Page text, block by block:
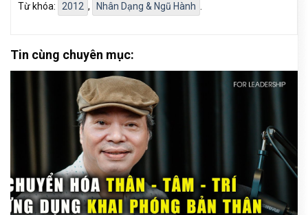
Từ khóa:
2012 , Nhân Dạng & Ngũ Hành
Tin cùng chuyên mục: